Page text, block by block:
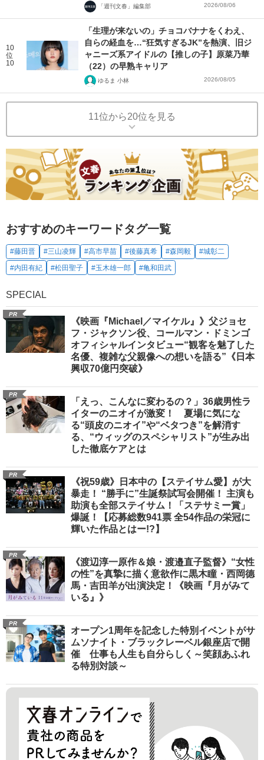
「週刊文春」編集部 2026/08/06
10
位
10
「生理が来ないの」チョコバナナをくわえ、
自らの経血を…“狂気すぎるJK”を熱演、旧ジ
ャニーズ系アイドルの【推しの子】原菜乃華
（22）の早熟キャリア
ゆるま 小林 2026/08/05
11位から20位を見る
おすすめのキーワードタグ一覧
#藤田晋 #三山凌輝 #高市早苗 #後藤真希 #森岡毅
#城彰二
#内田有紀
#松田聖子 #玉木雄一郎 #亀和田武
SPECIAL
PR
《映画『Michael／マイケル』》父ジョセ
フ・ジャクソン役、コールマン・ドミンゴ
オフィシャルインタビュー“観客を魅了した
名優、複雑な父親像への想いを語る”《日本
興収70億円突破》
PR
「えっ、こんなに変わるの？」36歳男性ラ
イターのニオイが激変！ 夏場に気にな
る“頭皮のニオイ”や“ベタつき”を解消す
る、“ウィッグのスペシャリスト”が生み出
した徹底ケアとは
PR
《祝59歳》日本中の【ステイサム愛】が大
暴走！ “勝手に”生誕祭試写会開催！ 主演も
助演も全部ステイサム！「ステサミー賞」
爆誕！【応募総数941票 全54作品の栄冠に
輝いた作品とはー!?】
PR
《渡辺淳一原作＆娘・渡邉直子監督》“女性
の性”を真摯に描く意欲作に黒木瞳・西岡德
馬・吉田羊が出演決定！《映画『月がみて
いる』》
PR
オープン1周年を記念した特別イベントがサ
ムソナイト・ブラックレーベル銀座店で開
催 仕事も人生も自分らしく～笑顔あふれ
る特別対談～